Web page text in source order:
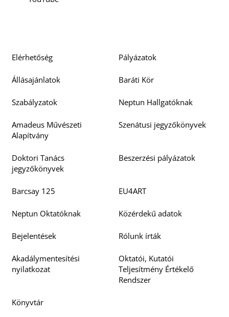
Elérhetőség Pályázatok
Állásajánlatok Baráti Kör
Szabályzatok Neptun Hallgatóknak
Amadeus Művészeti
Alapítvány
Szenátusi jegyzőkönyvek
Doktori Tanács
jegyzőkönyvek
Beszerzési pályázatok
Barcsay 125 EU4ART
Neptun Oktatóknak Közérdekű adatok
Bejelentések Rólunk írták
Akadálymentesítési
nyilatkozat
Oktatói, Kutatói
Teljesítmény Értékelő
Rendszer
Könyvtár